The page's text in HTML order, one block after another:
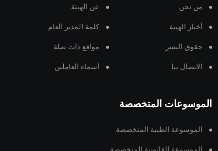
من نحن عن الهيئة
أخبار الهيئة كلمة المدير العام
حقوق النشر مواقع ذات صلة
الاتصال بنا أسماء العاملين
الموسوعات المتخصصة
الموسوعة الطبية المتخصصة